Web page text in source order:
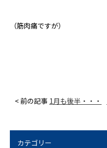
（筋肉痛ですが）
< 前の記事 1月も後半・・・
カテゴリー